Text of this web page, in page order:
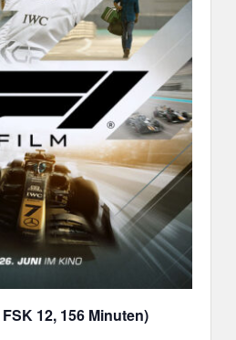
12, 156 Minuten)